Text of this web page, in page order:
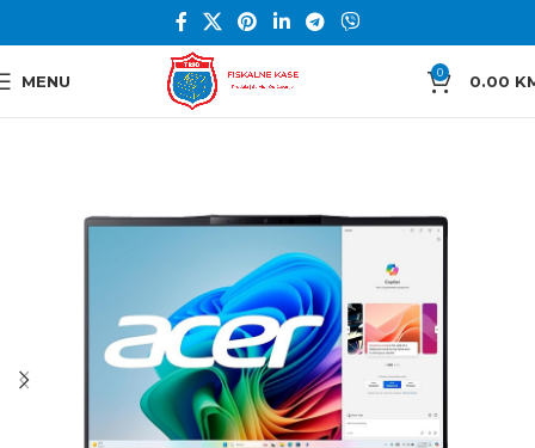
MENU 0 0.00